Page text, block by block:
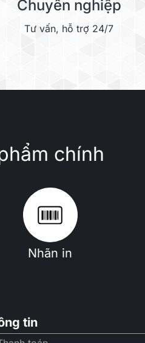
Chuyên nghiệp
Tư vấn, hỗ trợ 24/7
chính
Nhãn in
tin